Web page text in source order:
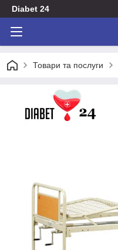
Diabet 24
Товари та послуги